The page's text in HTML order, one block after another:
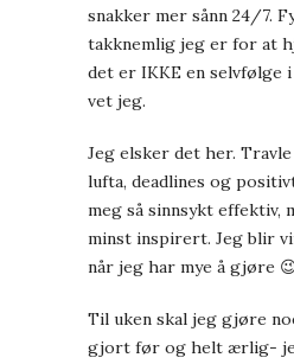
snakker mer sånn 24/7.
takknemlig jeg er for at
det er IKKE en selvfølge
vet jeg.
Jeg elsker det her.
lufta, deadlines og
meg så sinnsykt effektiv,
minst inspirert. Jeg blir
når jeg har mye å gjøre
Til uken skal jeg gjøre
gjort før og helt ærlig-